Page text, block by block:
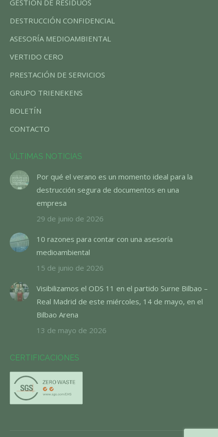
windowwindowwindow
GESTIÓN DE RESIDUOS
DESTRUCCIÓN CONFIDENCIAL
ASESORÍA MEDIOAMBIENTAL
VERTIDO CERO
PRESTACIÓN DE SERVICIOS
GRUPO TRIENEKENS
BOLETÍN
CONTACTO
ÚLTIMAS NOTICIAS
Por qué el verano es un momento ideal para la
destrucción segura de documentos en una
empresa
29 de junio de 2026
10 razones para contar con una asesoría
medioambiental
15 de junio de 2026
Visibilizamos el ODS 11 en el partido Surne Bilbao –
Real Madrid de este miércoles, 14 de mayo, en el
Bilbao Arena
13 de mayo de 2026
CERTIFICACIONES